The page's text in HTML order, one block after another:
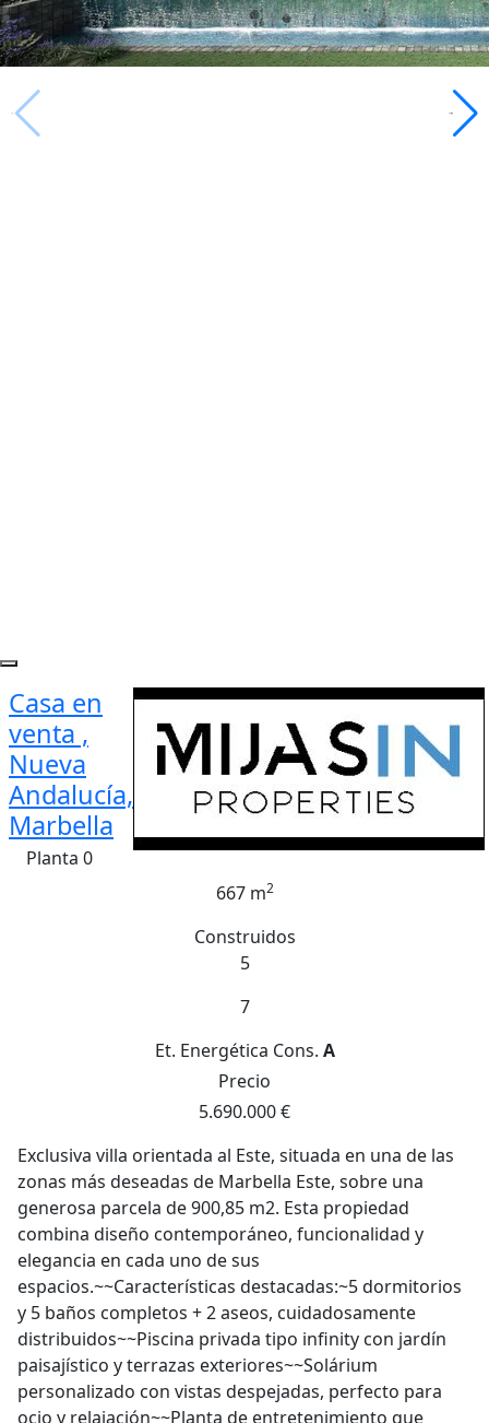
Casa en
venta ,
Nueva
Andalucía,
Marbella
Planta 0
667 m2
Construidos
5
7
Et. Energética Cons. A
Precio
5.690.000 €
Exclusiva villa orientada al Este, situada en una de las
zonas más deseadas de Marbella Este, sobre una
generosa parcela de 900,85 m2. Esta propiedad
combina diseño contemporáneo, funcionalidad y
elegancia en cada uno de sus
espacios.~~Características destacadas:~5 dormitorios
y 5 baños completos + 2 aseos, cuidadosamente
distribuidos~~Piscina privada tipo infinity con jardín
paisajístico y terrazas exteriores~~Solárium
personalizado con vistas despejadas, perfecto para
ocio y relajación~~Planta de entretenimiento que